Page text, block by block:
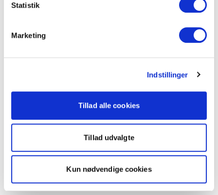
Statistik
Marketing
Indstillinger
Tillad alle cookies
Tillad udvalgte
Kun nødvendige cookies